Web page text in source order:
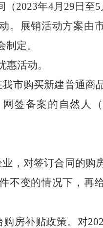
（2023年4月29日至
。展销活动方案由
定。
惠活动。
市购买新建普通商
网签备案的自然人
业，对签订合同的购
不变的情况下，再
购房补贴政策。对